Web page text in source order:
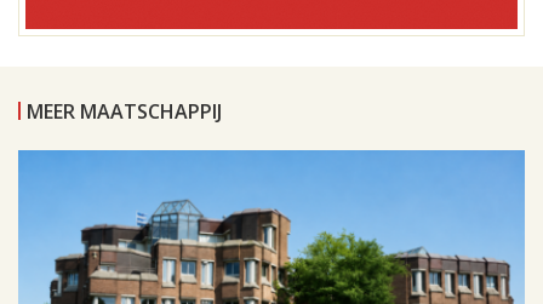
MEER MAATSCHAPPIJ